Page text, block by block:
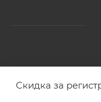
животных с
Скидка за